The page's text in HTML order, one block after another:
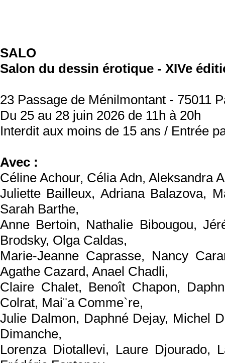
SALO
Salon du dessin érotique - XIVe
23 Passage de Ménilmontant - 75011
Du 25 au 28 juin 2026 de 11h à 20h
Interdit aux moins de 15 ans / Entrée
Avec :
Céline Achour, Célia Adn, Aleksandra
Juliette Bailleux, Adriana Balazova,
Sarah Barthe,
Anne Bertoin, Nathalie Bibougou,
Brodsky, Olga Caldas,
Marie-Jeanne Caprasse, Nancy
Agathe Cazard, Anael Chadli,
Claire Chalet, Benoît Chapon,
Colrat, Mai¨a Comme`re,
Julie Dalmon, Daphné Dejay, Michel
Dimanche,
Lorenza Diotallevi, Laure Djourado,